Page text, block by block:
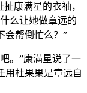
康满星的衣袖，
么让她做章远的
会帮倒忙么？”
。”康满星说了一
用杜果果是章远自